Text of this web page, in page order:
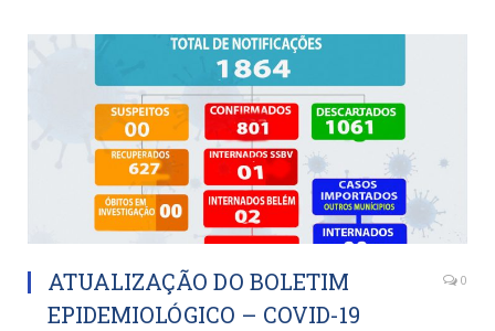
ATUALIZAÇÃO DO BOLETIM
EPIDEMIOLÓGICO – COVID-19
0